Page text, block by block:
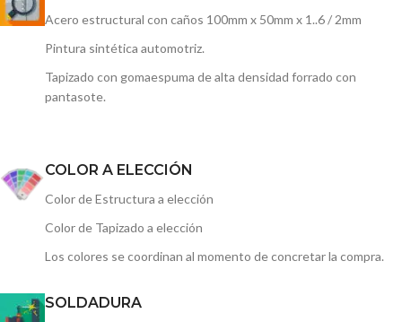
Acero estructural con caños 100mm x 50mm x 1..6 / 2mm
Pintura sintética automotriz.
Tapizado con gomaespuma de alta densidad forrado con
pantasote.
COLOR A ELECCIÓN
Color de Estructura a elección
Color de Tapizado a elección
Los colores se coordinan al momento de concretar la compra.
SOLDADURA